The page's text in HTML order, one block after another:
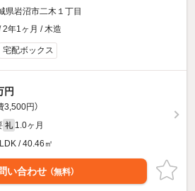
県岩沼市二木１丁目
2年1ヶ月 / 木造
宅配ボックス
円
3,500円）
礼 1.0ヶ月
/ 40.46㎡
い合わせ （無料）